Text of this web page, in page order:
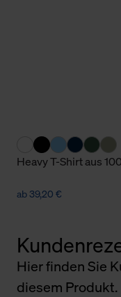
Heavy T-Shirt aus
ab 39,20 €
Hier finden Sie
diesem